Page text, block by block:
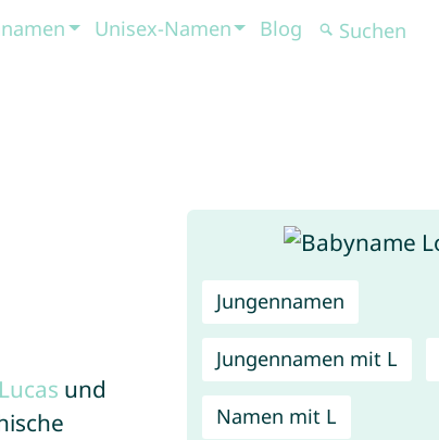
Unisex-Namen Blog
Jungennamen
Jungennamen mit L
Namen mit L
Lucas und